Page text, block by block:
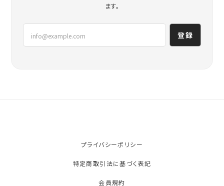
ます。
登録
プライバシーポリシー
特定商取引法に基づく表記
会員規約